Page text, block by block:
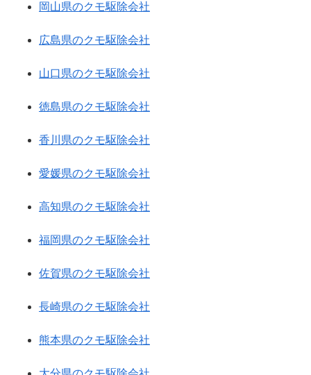
岡山県のクモ駆除会社
広島県のクモ駆除会社
山口県のクモ駆除会社
徳島県のクモ駆除会社
香川県のクモ駆除会社
愛媛県のクモ駆除会社
高知県のクモ駆除会社
福岡県のクモ駆除会社
佐賀県のクモ駆除会社
長崎県のクモ駆除会社
熊本県のクモ駆除会社